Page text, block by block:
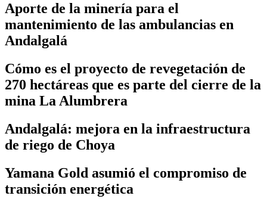
Aporte de la minería para el
mantenimiento de las ambulancias en
Andalgalá
Cómo es el proyecto de revegetación de
270 hectáreas que es parte del cierre de la
mina La Alumbrera
Andalgalá: mejora en la infraestructura
de riego de Choya
Yamana Gold asumió el compromiso de
transición energética